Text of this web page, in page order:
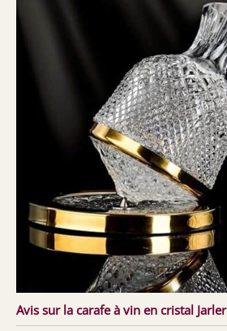
Avis sur la carafe à vin en cristal Jarler